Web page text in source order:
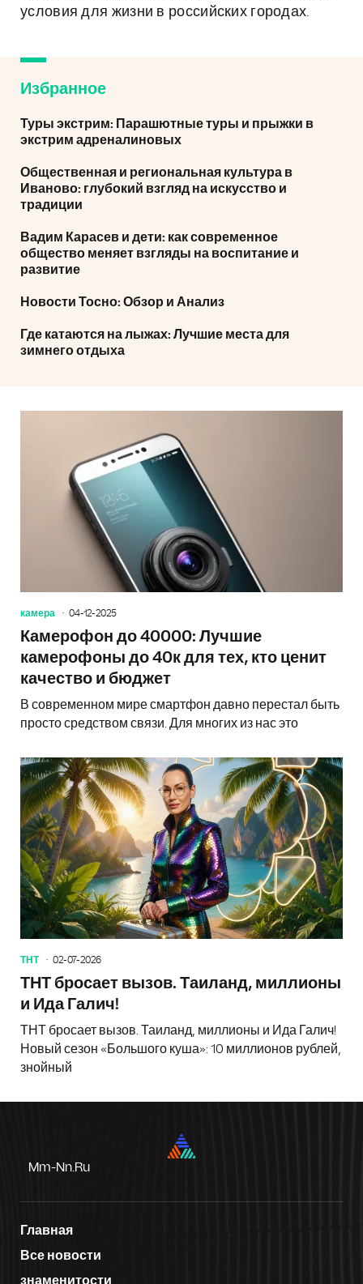
условия для жизни в российских городах.
Избранное
Туры экстрим: Парашютные туры и прыжки в
экстрим адреналиновых
Общественная и региональная культура в
Иваново: глубокий взгляд на искусство и
традиции
Вадим Карасев и дети: как современное
общество меняет взгляды на воспитание и
развитие
Новости Тосно: Обзор и Анализ
Где катаются на лыжах: Лучшие места для
зимнего отдыха
камера 04-12-2025
Камерофон до 40000: Лучшие
камерофоны до 40к для тех, кто ценит
качество и бюджет
В современном мире смартфон давно перестал быть
просто средством связи. Для многих из нас это
ТНТ 02-07-2026
ТНТ бросает вызов. Таиланд, миллионы
и Ида Галич!
ТНТ бросает вызов. Таиланд, миллионы и Ида Галич!
Новый сезон «Большого куша»: 10 миллионов рублей,
знойный
Mm-Nn.ru
Главная
Все новости
знаменитости